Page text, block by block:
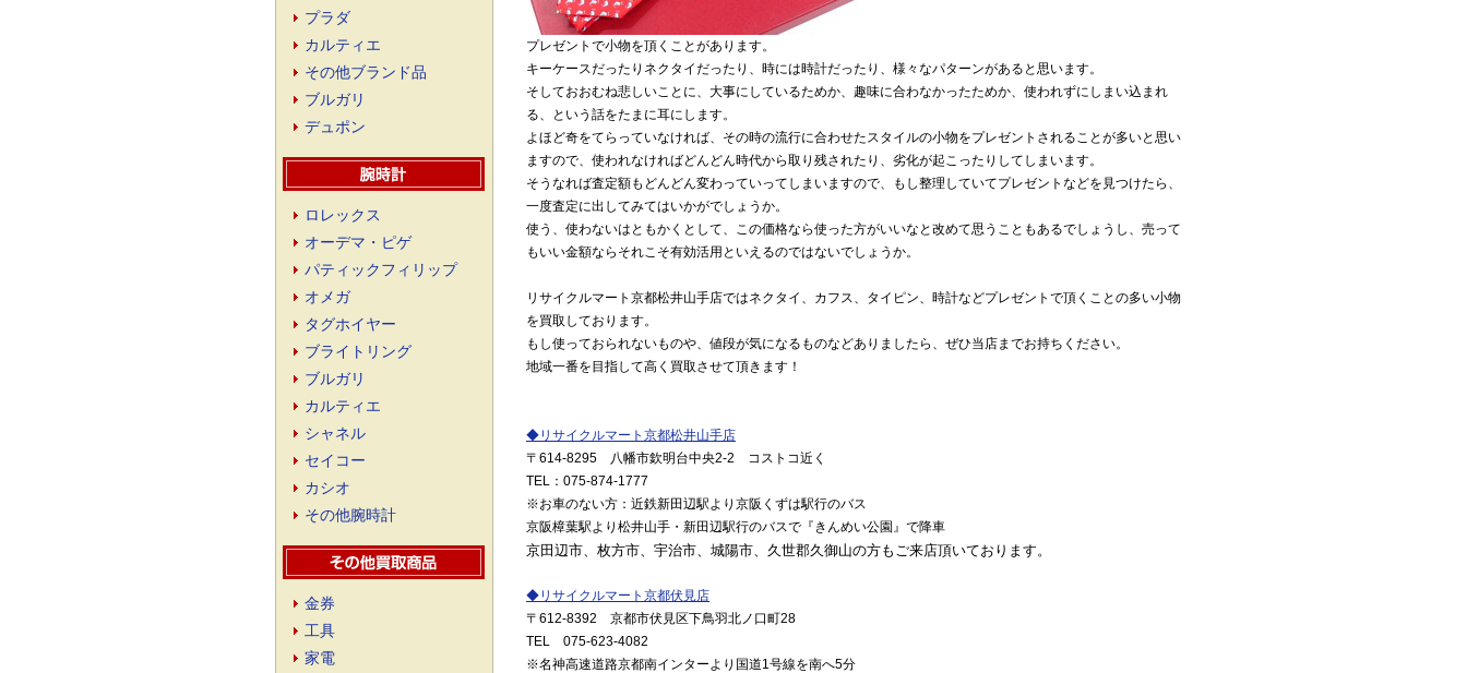
プレゼントで小物を頂くことがあります。
キーケースだったりネクタイだったり、時には時計だったり、様々なパターンがあると思います。
そしておおむね悲しいことに、大事にしているためか、趣味に合わなかったためか、使われずにしまい込まれ
る、という話をたまに耳にします。
よほど奇をてらっていなければ、その時の流行に合わせたスタイルの小物をプレゼントされることが多いと思い
ますので、使われなければどんどん時代から取り残されたり、劣化が起こったりしてしまいます。
そうなれば査定額もどんどん変わっていってしまいますので、もし整理していてプレゼントなどを見つけたら、
一度査定に出してみてはいかがでしょうか。
使う、使わないはともかくとして、この価格なら使った方がいいなと改めて思うこともあるでしょうし、売って
もいい金額ならそれこそ有効活用といえるのではないでしょうか。
リサイクルマート京都松井山手店ではネクタイ、カフス、タイピン、時計などプレゼントで頂くことの多い小物
を買取しております。
もし使っておられないものや、値段が気になるものなどありましたら、ぜひ当店までお持ちください。
地域一番を目指して高く買取させて頂きます！
◆リサイクルマート京都松井山手店
〒 614-8295 八幡市欽明台中央2-2 コストコ近く
TEL ： 075-874-1777
※お車のない方：近鉄新田辺駅より京阪くずは駅行のバス
京阪樟葉駅より松井山手・新田辺駅行のバスで『きんめい公園』で降車
京田辺市、枚方市、宇治市、城陽市、久世郡久御山の方もご来店頂いております。
◆リサイクルマート京都伏見店
〒 612-8392 京都市伏見区下鳥羽北ノ口町28
TEL
075-623-4082
※名神高速道路京都南インターより国道1号線を南へ5分
プラダ
カルティエ
その他ブランド品
ブルガリ
デュポン
ロレックス
オーデマ・ピゲ
パティックフィリップ
オメガ
タグホイヤー
ブライトリング
ブルガリ
カルティエ
シャネル
セイコー
カシオ
その他腕時計
金券
工具
家電